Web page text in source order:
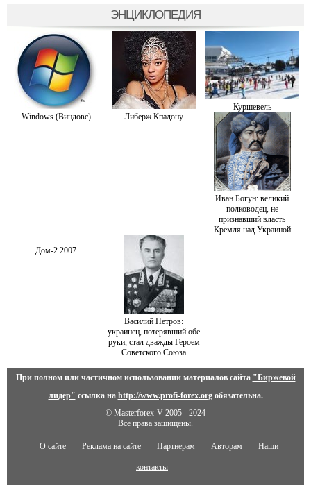
ЭНЦИКЛОПЕДИЯ
Windows (Виндовс) Либерж Кпадону
Куршевель
Иван Богун: великий
полководец, не
признавший власть
Кремля над Украиной
Дом-2 2007
Василий Петров:
украинец, потерявший обе
руки, стал дважды Героем
Советского Союза
При полном или частичном использовании материалов сайта "Биржевой
лидер" ссылка на http://www.profi-forex.orgобязательна.
© Masterforex-V 2005 - 2024
Все права защищены.
О сайте Реклама на сайте Партнерам Авторам Наши
контакты